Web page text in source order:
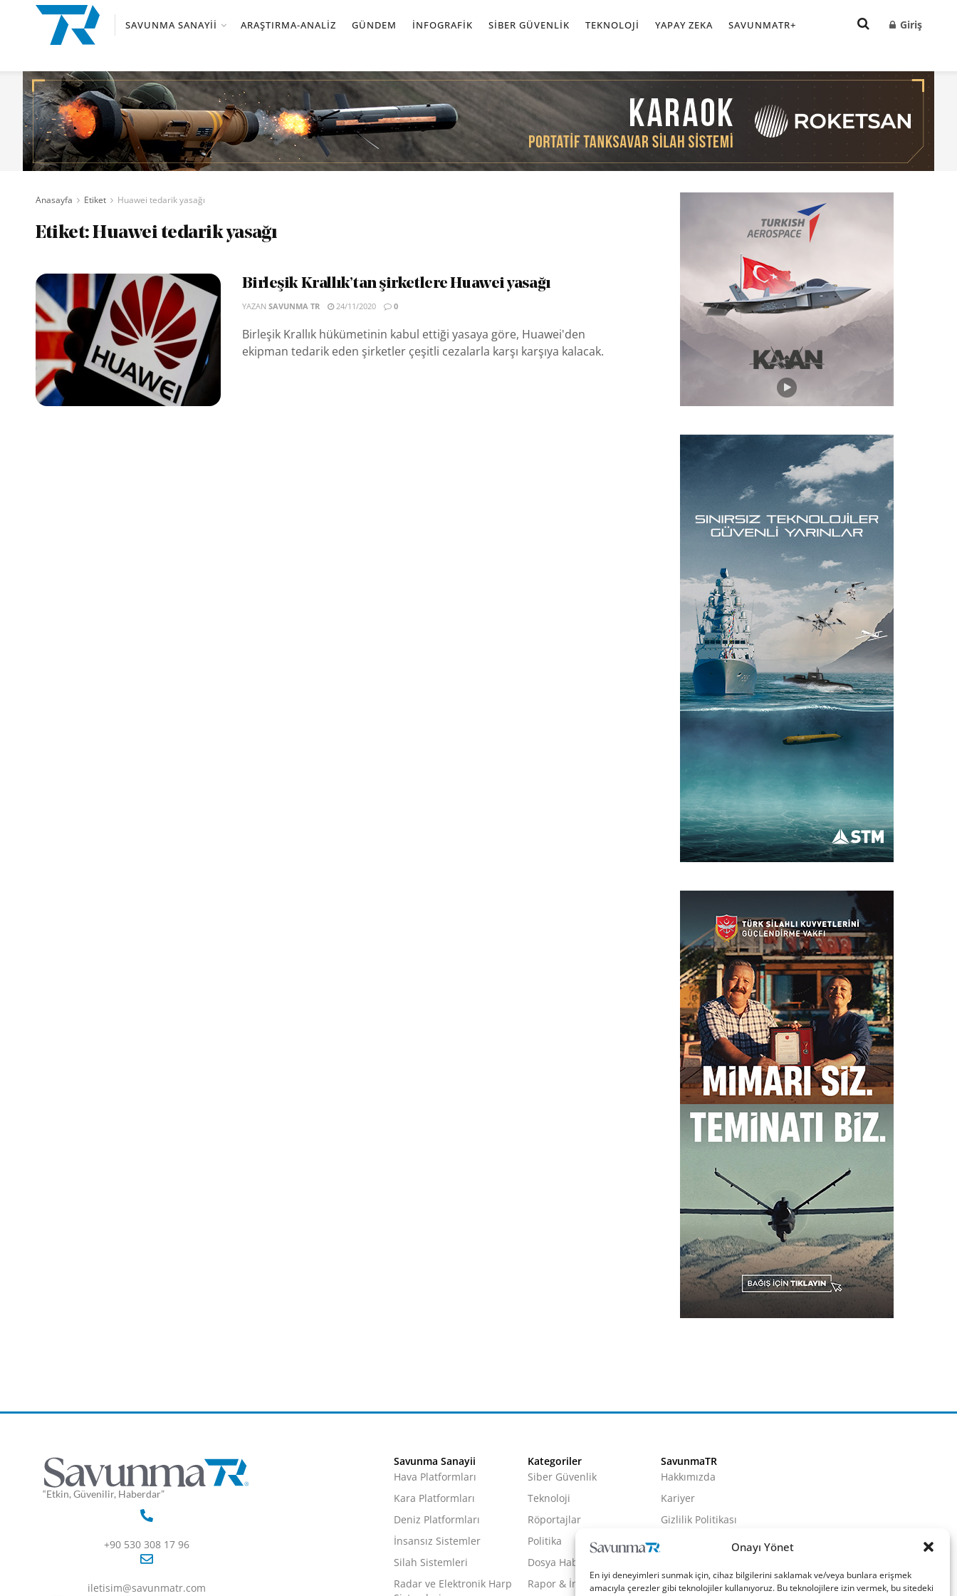
Onayı Yönet
En iyi deneyimleri sunmak için, cihaz bilgilerini saklamak ve/veya bunlara erişmek
amacıyla çerezler gibi teknolojiler kullanıyoruz. Bu teknolojilere izin vermek, bu sitedeki
SAVUNMA SANAYII ARAŞTIRMA-ANALIZ GÜNDEM İNFOGRAFIK SIBER GÜVENLIK TEKNOLOJI YAPAY ZEKA SAVUNMATR+ Giriş
Anasayfa Etiket Huawei tedarik yasağı
Etiket:Huawei tedarik yasağı
Birleşik Krallık’tan şirketlere Huawei yasağı
YAZAN SAVUNMA TR 24/11/2020 0
Birleşik Krallık hükümetinin kabul ettiği yasaya göre, Huawei'den
ekipman tedarik eden şirketler çeşitli cezalarla karşı karşıya kalacak.
“Etkin, Güvenilir, Haberdar”
+90 530 308 17 96
iletisim@savunmatr.com
Savunma Sanayii
Hava Platformları
Kara Platformları
Deniz Platformları
İnsansız Sistemler
Silah Sistemleri
Radar ve Elektronik Harp
Kategoriler
Siber Güvenlik
Teknoloji
Röportajlar
Politika
Dosya Haber
Rapor & İnfografik
SavunmaTR
Hakkımızda
Kariyer
Gizlilik Politikası